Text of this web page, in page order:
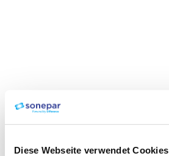
Diese Webseite verwendet Cookies